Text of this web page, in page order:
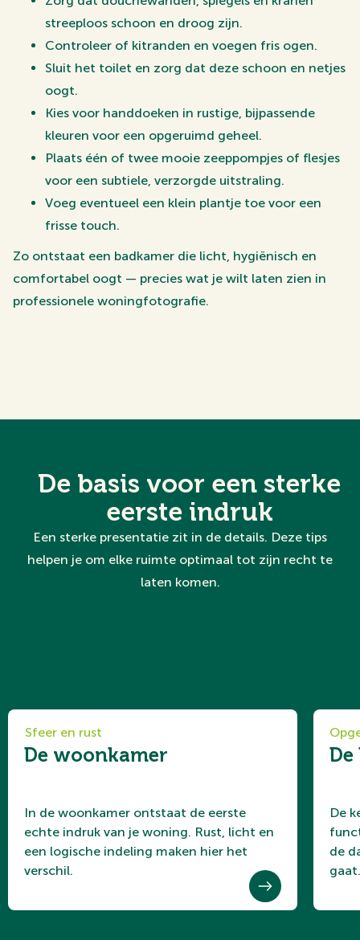
streeploos schoon en droog zijn.
Controleer of kitranden en voegen fris ogen.
Sluit het toilet en zorg dat deze schoon en netjes
oogt.
Kies voor handdoeken in rustige, bijpassende
kleuren voor een opgeruimd geheel.
Plaats één of twee mooie zeeppompjes of flesjes
voor een subtiele, verzorgde uitstraling.
Voeg eventueel een klein plantje toe voor een
frisse touch.
Zo ontstaat een badkamer die licht, hygiënisch en
comfortabel oogt — precies wat je wilt laten zien in
professionele woningfotografie.
De basis voor een sterke
eerste indruk
Een sterke presentatie zit in de details. Deze tips
helpen je om elke ruimte optimaal tot zijn recht te
laten komen.
Sfeer en rust
De woonkamer
In de woonkamer ontstaat de eerste
echte indruk van je woning. Rust, licht en
een logische indeling maken hier het
verschil.
De
de
gaat.